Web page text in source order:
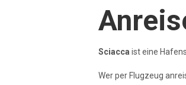
Sciacca ist eine
Wer per Flugzeug